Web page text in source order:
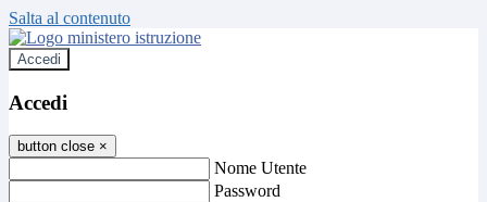
Salta al contenuto
Accedi
Accedi
button close ×
Nome Utente
Password